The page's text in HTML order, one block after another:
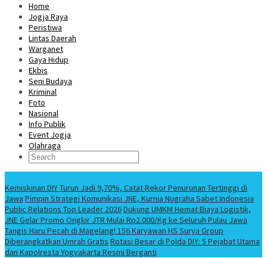
Home
Jogja Raya
Peristiwa
Lintas Daerah
Warganet
Gaya Hidup
Ekbis
Seni Budaya
Kriminal
Foto
Nasional
Info Publik
Event Jogja
Olahraga
Kemiskinan DIY Turun Jadi 9,70%, Catat Rekor Penurunan Tertinggi di
Jawa Pimpin Strategi Komunikasi JNE, Kurnia Nugraha Sabet Indonesia
Public Relations Top Leader 2026Dukung UMKM Hemat Biaya Logistik,
JNE Gelar Promo Ongkir JTR Mulai Rp2.000/Kg ke Seluruh Pulau Jawa
Tangis Haru Pecah di Magelang! 156 Karyawan HS Surya Group
Diberangkatkan Umrah Gratis Rotasi Besar di Polda DIY: 5 Pejabat Utama
dan Kapolresta Yogyakarta Resmi Berganti